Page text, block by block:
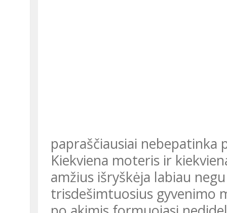
papraščiausiai nebepatinka
Kiekviena moteris ir
amžius išryškėja labiau
trisdešimtuosius gyvenimo